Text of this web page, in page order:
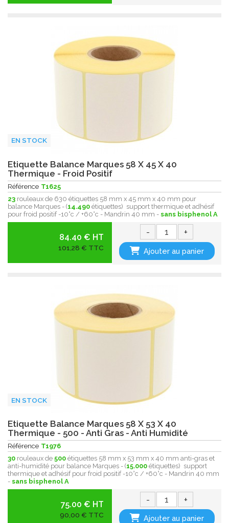
EN STOCK
Etiquette Balance Marques 58 X 45 X 40
Thermique - Froid Positif
Référence T1625
23 rouleaux de 630 étiquettes 58 mm x 45 mm x 40 mm pour
balance Marques - (14.490 étiquettes) support thermique et adhésif
pour froid positif -10°c / +60°c - Mandrin 40 mm - sans bisphenol A
84.40 € HT
101,28 € TTC
- +
Ajouter au panier
EN STOCK
Etiquette Balance Marques 58 X 53 X 40
Thermique - 500 - Anti Gras - Anti Humidité
Référence T1976
30 rouleaux de 500 étiquettes 58 mm x 53 mm x 40 mm anti-gras et
anti-humidité pour balance Marques - (15.000 étiquettes) support
thermique et adhésif pour froid positif -10°c / +60°c - Mandrin 40 mm
- sans bisphenol A
75.00 € HT
90,00 € TTC
- +
Ajouter au panier